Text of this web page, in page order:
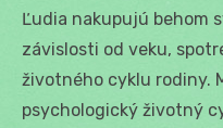
Ľudia nakupujú behom
závislosti od veku,
životného cyklu rodiny.
psychologický životný